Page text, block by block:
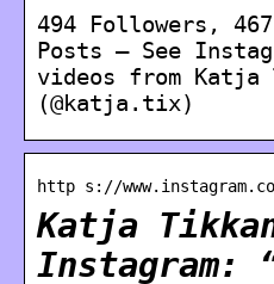
494 Followers,
Posts – See
videos from Katja
(@katja.tix)
http s://
Katja
Instagram: